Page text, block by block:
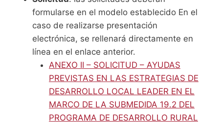
formularse en el modelo establecido En el
caso de realizarse presentación
electrónica, se rellenará directamente en
línea en el enlace anterior.
ANEXO II – SOLICITUD – AYUDAS
PREVISTAS EN LAS ESTRATEGIAS DE
DESARROLLO LOCAL LEADER EN EL
MARCO DE LA SUBMEDIDA 19.2 DEL
PROGRAMA DE DESARROLLO RURAL